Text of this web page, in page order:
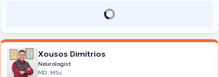
Xousos Dimitrios
Neurologist
MD, MSc